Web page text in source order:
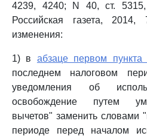
4239, 4240; N 40, ст.
Российская газета,
изменения:
1) в абзаце первом
последнем налоговом
уведомления об
освобождение путем
вычетов" заменить словами
периоде перед началом